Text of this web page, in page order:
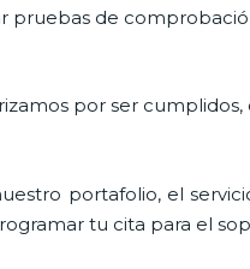
pruebas de
por ser
portafolio, el
tu cita para el